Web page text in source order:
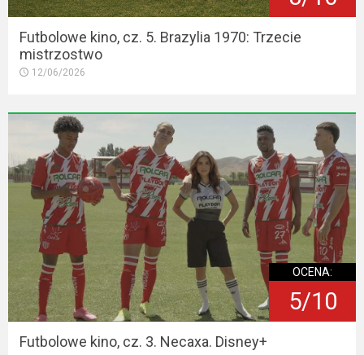
Futbolowe kino, cz. 5. Brazylia 1970: Trzecie
mistrzostwo
12/06/2026
OCENA:
5/10
Futbolowe kino, cz. 3. Necaxa. Disney+